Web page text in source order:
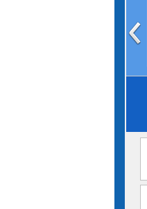
yaşlı adam hayatını